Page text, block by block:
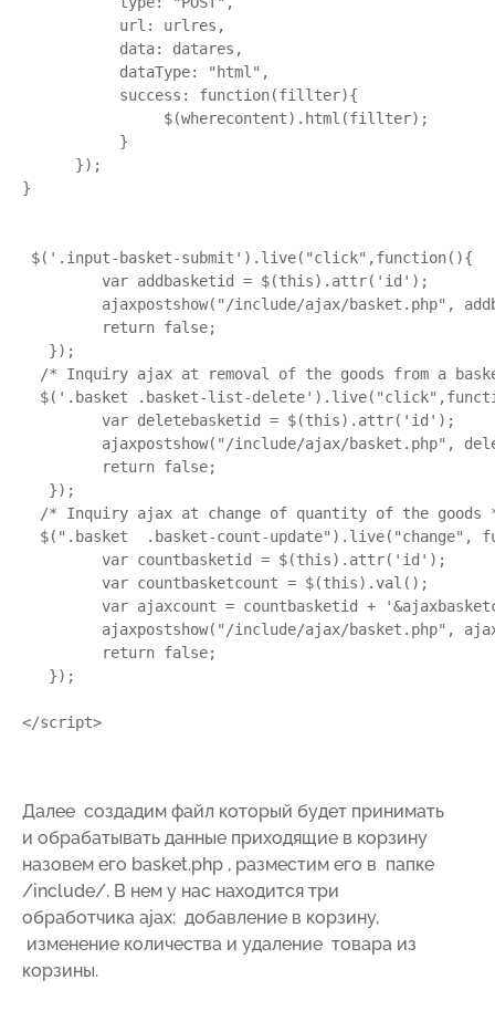
url: urlres,
data: datares,
dataType: "html",
success: function(fillter){
$(wherecontent).html(fillter);
}
});
}
$('.input-basket-submit').live("click",function(){
var addbasketid = $(this).attr('id');
ajaxpostshow("/include/ajax/basket.php",
return false;
});
/* Inquiry ajax at removal of the goods from a
$('.basket .basket-list-
var deletebasketid = $(this).attr('id');
ajaxpostshow("/include/ajax/
return false;
});
/* Inquiry ajax at change of quantity of the goods
$(".basket  .basket-count-update").live("change",
var countbasketid = $(this).attr('id');
var countbasketcount = $(this).val();
var ajaxcount = countbasketid +
ajaxpostshow("/include/ajax/basket.php",
return false;
});
</script>
Далее создадим файл который будет принимать
и обрабатывать данные приходящие в корзину
назовем его basket.php , разместим его в папке
/include/. В нем у нас находится три
обработчика ajax: добавление в корзину,
изменение количества и удаление товара из
корзины.